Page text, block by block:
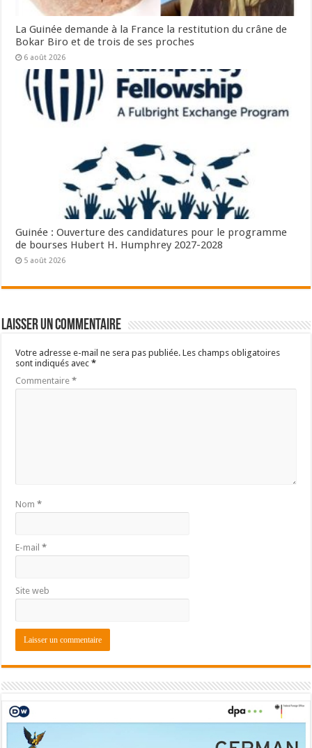
La Guinée demande à la France la restitution du crâne de
Bokar Biro et de trois de ses proches
6 août 2026
Guinée : Ouverture des candidatures pour le programme
de bourses Hubert H. Humphrey 2027-2028
5 août 2026
Laisser un commentaire
Votre adresse e-mail ne sera pas publiée. Les champs obligatoires
sont indiqués avec*
Commentaire*
Nom*
E-mail*
Site web